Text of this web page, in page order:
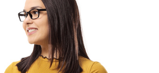
Dauer: 2 Tage
Themenschwerpunkte für 2026:
• Interkulturelle Pflege
• Beziehungsgestaltung in der Pflege von
Menschen mit Demenz
• Validierende Aktivierung (Sitzgymnastik,